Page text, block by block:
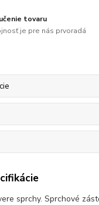
tovaru
je pre nás prvoradá
sprchy. Sprchové